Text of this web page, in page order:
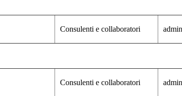
Consulenti e collaboratori admin
Consulenti e collaboratori admin